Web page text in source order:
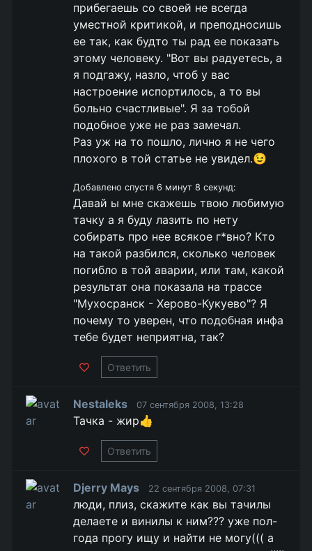
прибегаешь со своей не всегда
уместной критикой, и преподносишь
ее так, как будто ты рад ее показать
этому человеку. "Вот вы радуетесь, а
я подгажу, назло, чтоб у вас
настроение испортилось, а то вы
больно счастливые". Я за тобой
подобное уже не раз замечал.
Раз уж на то пошло, лично я не чего
плохого в той статье не увидел.😉
Добавлено спустя 6 минут 8 секунд:
Давай ы мне скажешь твою любимую
тачку а я буду лазить по нету
собирать про нее всякое г*вно? Кто
на такой разбился, сколько человек
погибло в той аварии, или там, какой
результат она показала на трассе
"Мухосранск - Херово-Кукуево"? Я
почему то уверен, что подобная инфа
тебе будет неприятна, так?
Ответить
Nestaleks 07 сентября 2008, 13:28
Тачка - жир👍
Ответить
Djerry Mays 22 сентября 2008, 07:31
люди, плиз, скажите как вы тачилы
делаете и винилы к ним??? уже пол-
года прогу ищу и найти не могу((( а